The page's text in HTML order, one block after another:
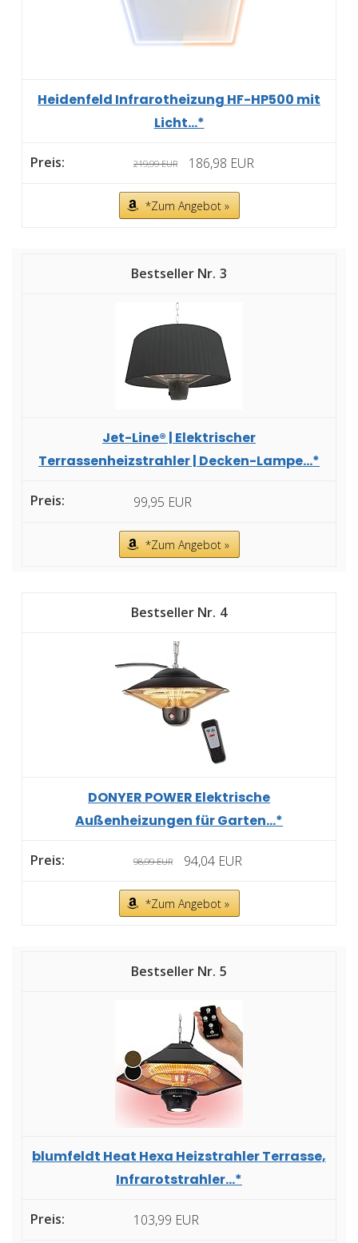
Heidenfeld Infrarotheizung HF-HP500 mit
Licht...*
219,99 EUR 186,98 EUR
*Zum Angebot »
3
Jet-Line® | Elektrischer
Terrassenheizstrahler | Decken-Lampe...*
99,95 EUR
*Zum Angebot »
4
DONYER POWER Elektrische
Außenheizungen für Garten...*
98,99 EUR 94,04 EUR
*Zum Angebot »
5
blumfeldt Heat Hexa Heizstrahler Terrasse,
Infrarotstrahler...*
103,99 EUR